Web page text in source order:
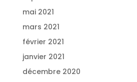
mai 2021
mars 2021
février 2021
janvier 2021
décembre 2020